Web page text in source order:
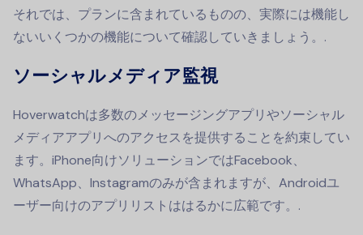
それでは、プランに含まれているものの、実際には機能し
ないいくつかの機能について確認していきましょう。.
ソーシャルメディア監視
Hoverwatchは多数のメッセージングアプリやソーシャル
メディアアプリへのアクセスを提供することを約束してい
ます。iPhone向けソリューションではFacebook、
WhatsApp、Instagramのみが含まれますが、Androidユ
ーザー向けのアプリリストははるかに広範です。.